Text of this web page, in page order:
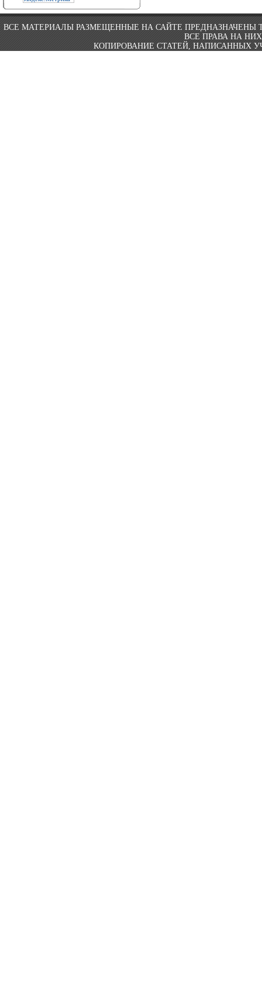
ВСЕ МАТЕРИАЛЫ РАЗМЕЩЕННЫЕ НА САЙТЕ ПРЕДНАЗНАЧЕНЫ
ВСЕ ПРАВА НА
КОПИРОВАНИЕ СТАТЕЙ, НАПИСАННЫХ